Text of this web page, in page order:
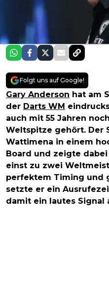
Folgt uns auf Google!
Gary Anderson hat am
der Darts WM
auch mit 55 Jahren
Weltspitze gehört. Der
Wattimena in einem
Board und zeigte
einst zu zwei
perfektem Timing und
setzte er ein
damit ein lautes Signal